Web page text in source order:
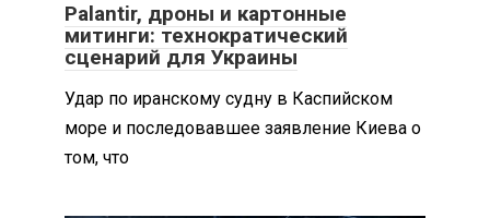
Palantir, дроны и картонные
митинги: технократический
сценарий для Украины
Удар по иранскому судну в Каспийском
море и последовавшее заявление Киева о
том, что